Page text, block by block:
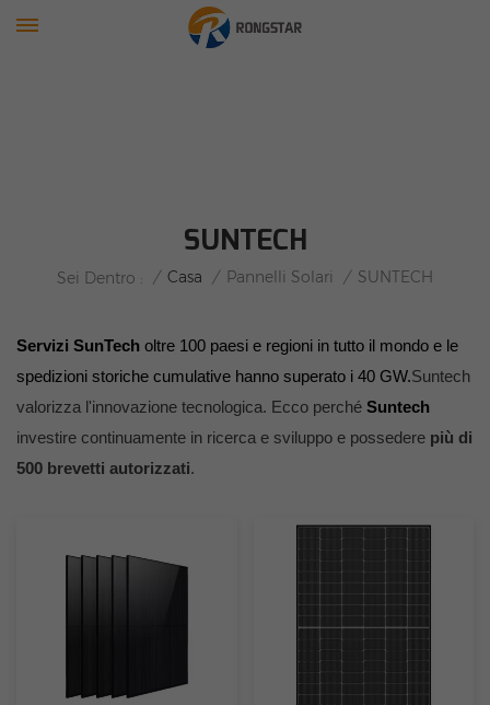
SUNTECH
Sei Dentro : / Casa / Pannelli Solari / SUNTECH
Servizi SunTech oltre 100 paesi e regioni in tutto il mondo e le
spedizioni storiche cumulative hanno superato i 40 GW.Suntech
valorizza l'innovazione tecnologica. Ecco perché Suntech
investire continuamente in ricerca e sviluppo e possedere più di
500 brevetti autorizzati.